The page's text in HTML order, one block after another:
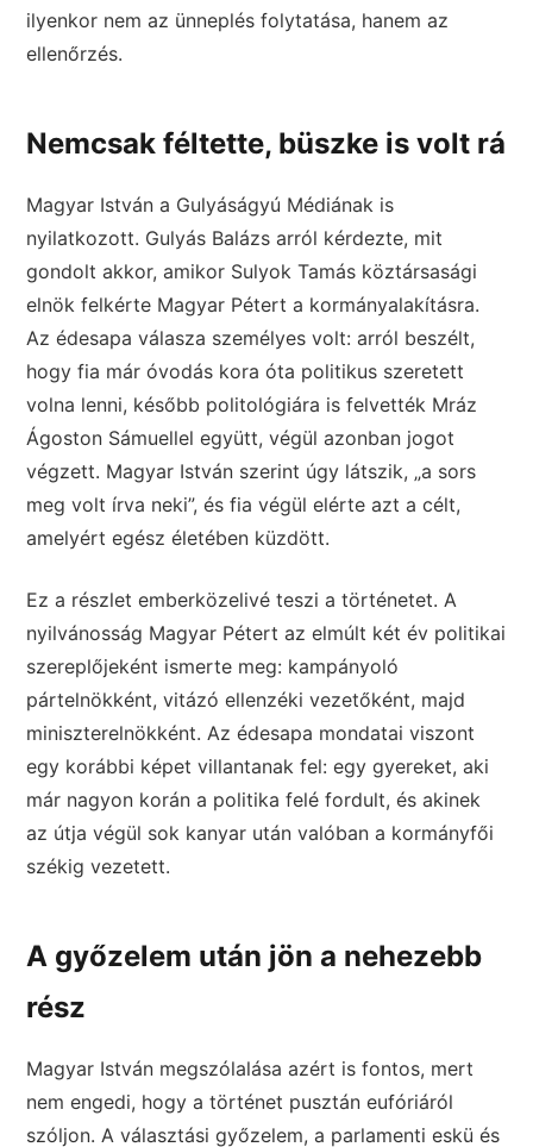
ilyenkor nem az ünneplés folytatása, hanem az
ellenőrzés.
Nemcsak féltette, büszke is volt rá
Magyar István a Gulyáságyú Médiának is
nyilatkozott. Gulyás Balázs arról kérdezte, mit
gondolt akkor, amikor Sulyok Tamás köztársasági
elnök felkérte Magyar Pétert a kormányalakításra.
Az édesapa válasza személyes volt: arról beszélt,
hogy fia már óvodás kora óta politikus szeretett
volna lenni, később politológiára is felvették Mráz
Ágoston Sámuellel együtt, végül azonban jogot
végzett. Magyar István szerint úgy látszik, „a sors
meg volt írva neki”, és fia végül elérte azt a célt,
amelyért egész életében küzdött.
Ez a részlet emberközelivé teszi a történetet. A
nyilvánosság Magyar Pétert az elmúlt két év politikai
szereplőjeként ismerte meg: kampányoló
pártelnökként, vitázó ellenzéki vezetőként, majd
miniszterelnökként. Az édesapa mondatai viszont
egy korábbi képet villantanak fel: egy gyereket, aki
már nagyon korán a politika felé fordult, és akinek
az útja végül sok kanyar után valóban a kormányfői
székig vezetett.
A győzelem után jön a nehezebb
rész
Magyar István megszólalása azért is fontos, mert
nem engedi, hogy a történet pusztán eufóriáról
szóljon. A választási győzelem, a parlamenti eskü és